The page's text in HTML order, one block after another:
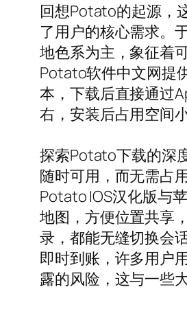
回想Potato的起源，
了用户的核心需求。
地色系为主，象征着
Potato软件中文网提
本，下载后直接通过
右，安装后占用空间
探索Potato下载的深
随时可用，而无需占
Potato IOS汉化版与
地图，方便位置共享
录，都能无缝切换会
即时到账，许多用户
露的风险，这与一些